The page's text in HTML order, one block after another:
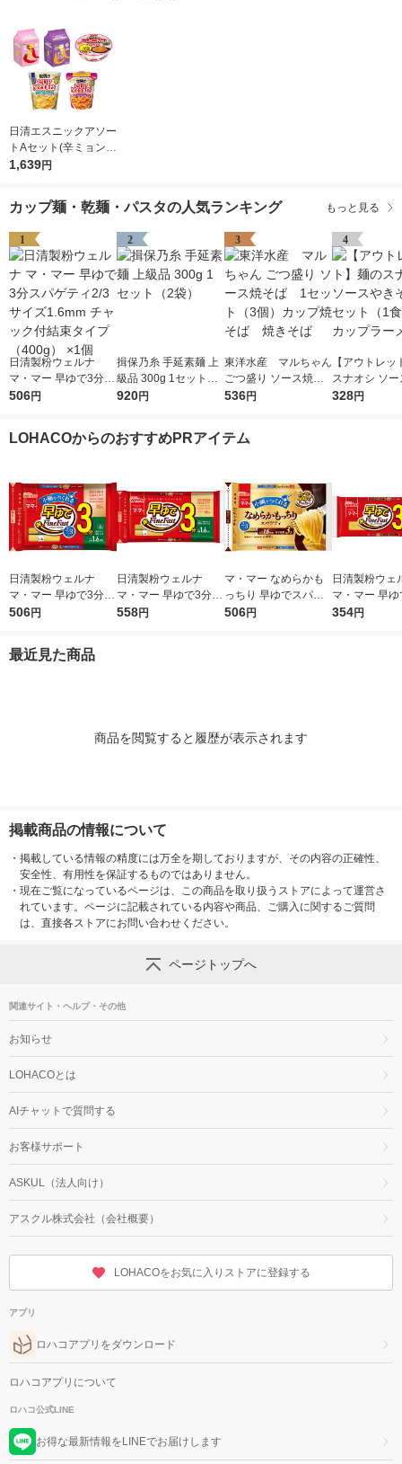
日清エスニックアソー
トAセット(辛ミョン2
種各1パック+ポック
2種各1食)
1,639円
カップ麺・乾麺・パスタの人気ランキング もっと見る
1
日清製粉ウェルナ
マ・マー 早ゆで3分ス
パゲティ2/3サイズ1.6
506円
2
揖保乃糸 手延素麺 上
級品 300g 1セット（2
袋）
920円
3
東洋水産 マルちゃん
ごつ盛り ソース焼そ
ば 1セット（3個）
536円
4
【アウトレッ
スナオシ ソ
そば 1セット
328円
LOHACOからのおすすめPRアイテム
日清製粉ウェルナ
マ・マー 早ゆで3分ス
パゲティ2/3サイズ1.6
506円
日清製粉ウェルナ
マ・マー 早ゆで3分ス
パゲティ 1.6mm チャ
558円
マ・マー なめらかも
っちり 早ゆでスパゲ
ティ 2/3サイズ チャッ
506円
日清製粉ウェ
マ・マー 早
ゲティ
354円
最近見た商品
商品を閲覧すると履歴が表示されます
掲載商品の情報について
・ 掲載している情報の精度には万全を期しておりますが、その内容の正確性、
安全性、有用性を保証するものではありません。
・ 現在ご覧になっているページは、この商品を取り扱うストアによって運営さ
れています。ページに記載されている内容や商品、ご購入に関するご質問
は、直接各ストアにお問い合わせください。
ページトップへ
関連サイト・ヘルプ・その他
お知らせ
LOHACOとは
AIチャットで質問する
お客様サポート
ASKUL（法人向け）
アスクル株式会社（会社概要）
LOHACOをお気に入りストアに登録する
アプリ
ロハコアプリをダウンロード
ロハコアプリについて
ロハコ公式LINE
お得な最新情報をLINEでお届けします